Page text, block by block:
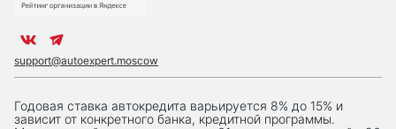
support@autoexpert.moscow
Годовая ставка автокредита варьируется 8% до 15% и
зависит от конкретного банка, кредитной программы.